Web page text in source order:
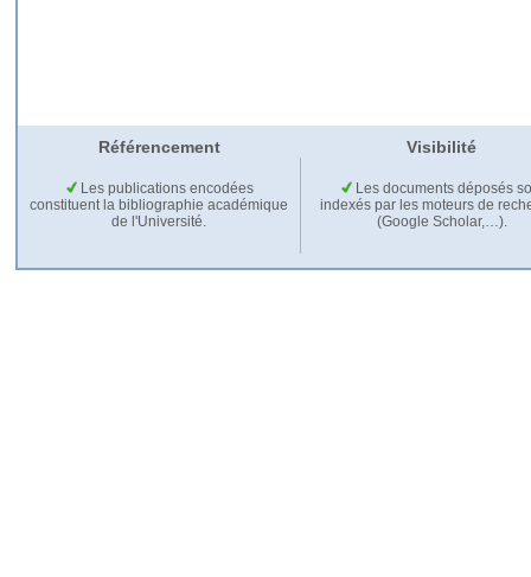
Référencement Visibilité
Les publications encodées
constituent la bibliographie académique
de l'Université.
Les documents déposés
indexés par les moteurs de
(Google Scholar,…).